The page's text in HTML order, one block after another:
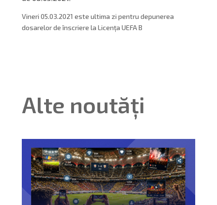
Vineri 05.03.2021 este ultima zi pentru depunerea
dosarelor de înscriere la Licența UEFA B
Alte noutăți